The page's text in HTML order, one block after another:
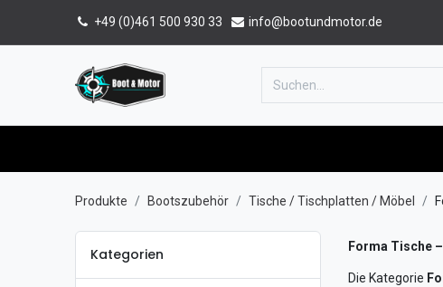
+49 (0)461 500 930 33 info@bootundmotor.de
Produkte Bootszubehör Tische / Tischplatten / Möbel
Kategorien Forma Tische
Die Kategorie